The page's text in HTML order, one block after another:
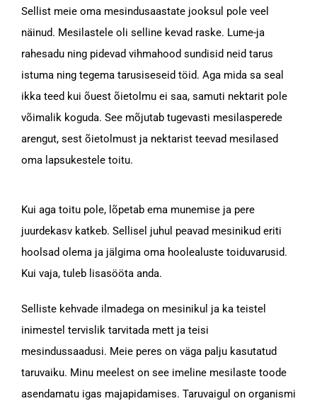
Sellist meie oma mesindusaastate jooksul pole veel
näinud. Mesilastele oli selline kevad raske. Lume-ja
rahesadu ning pidevad vihmahood sundisid neid tarus
istuma ning tegema tarusiseseid töid. Aga mida sa seal
ikka teed kui õuest õietolmu ei saa, samuti nektarit pole
võimalik koguda. See mõjutab tugevasti mesilasperede
arengut, sest õietolmust ja nektarist teevad mesilased
oma lapsukestele toitu.
Kui aga toitu pole, lõpetab ema munemise ja pere
juurdekasv katkeb. Sellisel juhul peavad mesinikud eriti
hoolsad olema ja jälgima oma hoolealuste toiduvarusid.
Kui vaja, tuleb lisasööta anda.
Selliste kehvade ilmadega on mesinikul ja ka teistel
inimestel tervislik tarvitada mett ja teisi
mesindussaadusi. Meie peres on väga palju kasutatud
taruvaiku. Minu meelest on see imeline mesilaste toode
asendamatu igas majapidamises. Taruvaigul on organismi